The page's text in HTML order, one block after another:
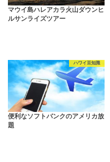
マウイ島ハレアカラ火山ダウンヒ
ルサンライズツアー
ハワイ豆知識
便利なソフトバンクのアメリカ放
題